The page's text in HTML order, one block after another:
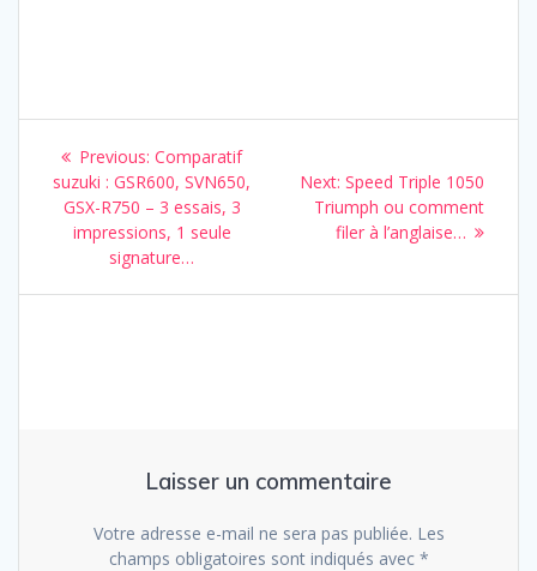
Navigation
de
l’article
Previous: Previous
post:
Comparatif
suzuki : GSR600, SVN650,
GSX-R750 – 3 essais, 3
impressions, 1 seule
signature…
Next: Next
post:
Speed Triple 1050
Triumph ou comment
filer à l’anglaise…
Laisser un commentaire
Votre adresse e-mail ne sera pas publiée. Les
champs obligatoires sont indiqués avec *